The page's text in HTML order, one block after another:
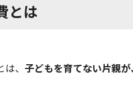
とは
、 子どもを育てない片親